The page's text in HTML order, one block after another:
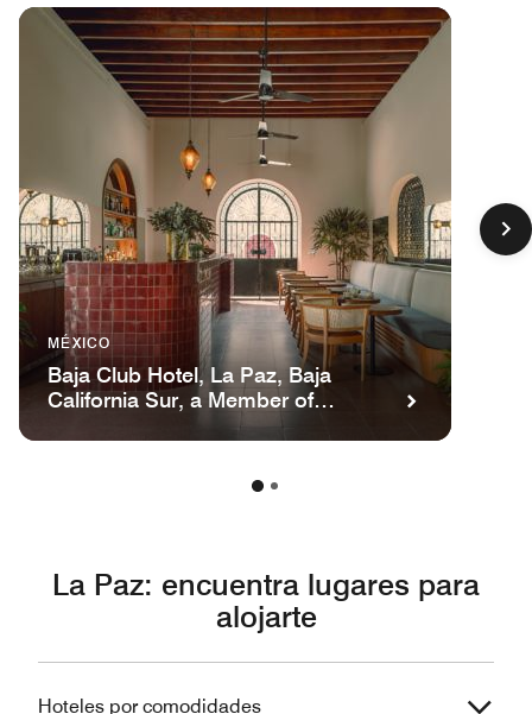
MÉXICO
Baja Club Hotel, La Paz, Baja
California Sur, a Member of
La Paz: encuentra lugares para
alojarte
Hoteles por comodidades